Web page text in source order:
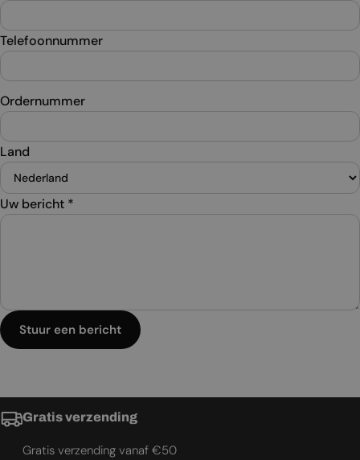
Telefoonnummer
Ordernummer
Land
Uw bericht *
Stuur een bericht
Gratis verzending
Gratis verzending vanaf €50